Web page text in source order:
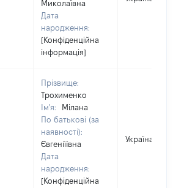
Миколаївна
Дата
народження:
[Конфіденційна
інформація]
Прізвище:
Трохименко
Ім'я:
Мілана
По батькові (за
наявності):
Євгеніїївна
Дата
народження:
[Конфіденційна
Україна